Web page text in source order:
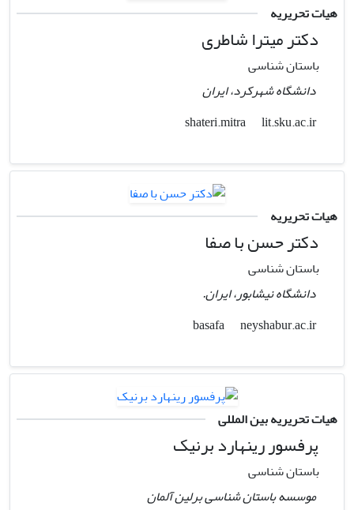
هیات تحریریه
دکتر میترا شاطری
باستان شناسی
دانشگاه شهرکرد، ایران
shateri.mitra
lit.sku.ac.ir
هیات تحریریه
دکتر حسن با صفا
باستان شناسی
دانشگاه نیشابور، ایران.
basafa
neyshabur.ac.ir
هیات تحریریه بین المللی
پرفسور رینهارد برنیک
باستان شناسی
موسسه باستان شناسی برلین آلمان